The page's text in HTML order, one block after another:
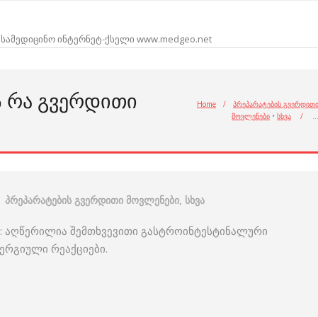
ინტერნეტ-ქსელი www.medgeo.net
ᲒᲕᲔᲠᲓᲘᲗᲘ Home /
პრეპარატების გვერდითი
მოვლენები • სხვა / …
პრეპარატების გვერდითი მოვლენები, სხვა
შემთხვევითი გასტროინტესტინალური
რეაქციები.